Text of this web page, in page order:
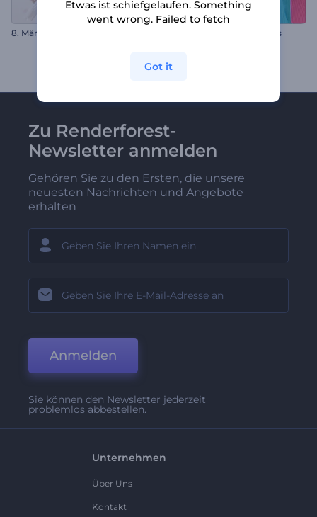
8. März Blumen Grüße Trendige Mode Werbespots
Zu Renderforest-
Newsletter anmelden
Gehören Sie zu den Ersten, die unsere
neuesten Nachrichten und Angebote
erhalten
Anmelden
Sie können den Newsletter jederzeit
problemlos abbestellen.
Unternehmen
Über Uns
Kontakt
Etwas ist schiefgelaufen. Something
went wrong. Failed to fetch
Got it